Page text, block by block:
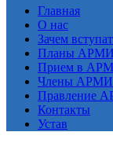
Главная
О нас
Зачем
Планы
Прием в
Члены
Правление
Контакты
Устав